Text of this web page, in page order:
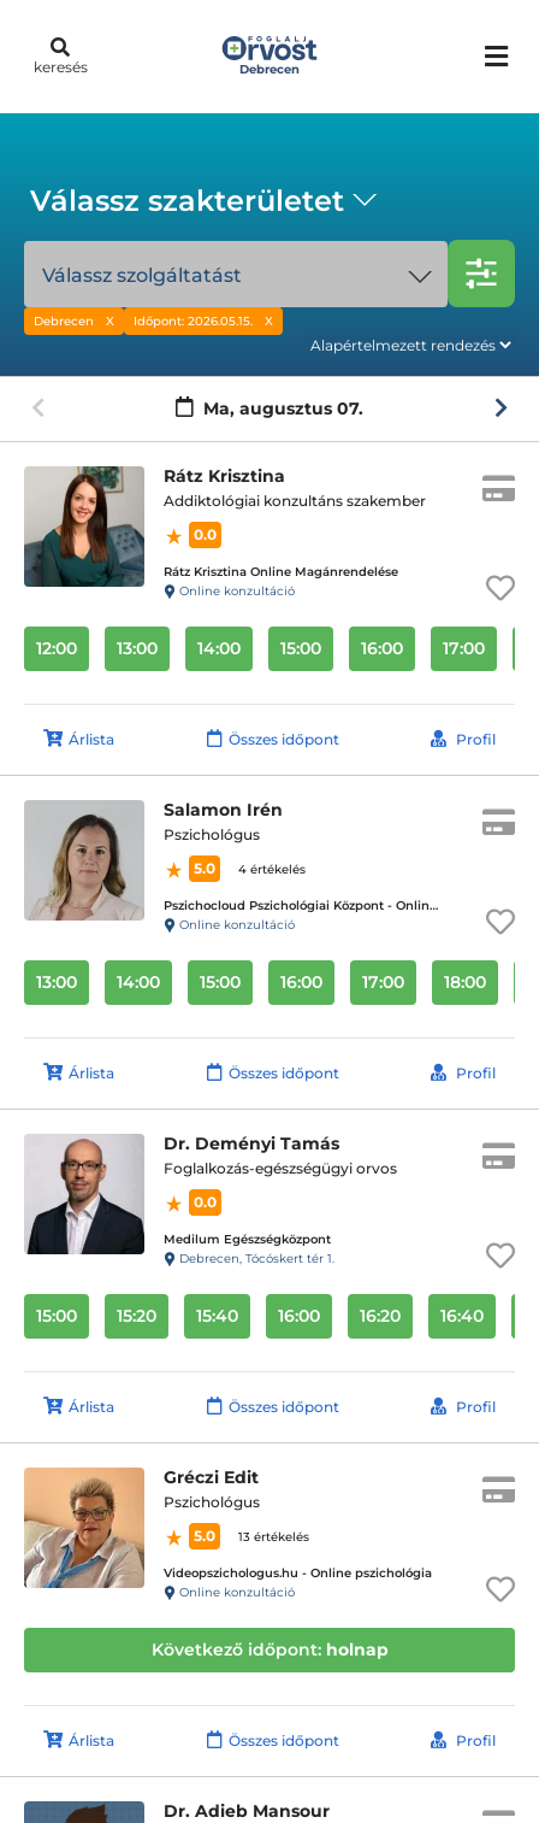
keresés Debrecen
Válassz szakterületet
Válassz szolgáltatást
Debrecen Időpont: 2026.05.15.
Ma, augusztus 07.
Rátz Krisztina
Addiktológiai konzultáns szakember
0.0
Rátz Krisztina Online Magánrendelése
Online konzultáció
12:00 13:00 14:00 15:00 16:00 17:00
Árlista Összes időpont Profil
Salamon Irén
Pszichológus
5.0
4 értékelés
Pszichocloud Pszichológiai Központ - Online ügyfélfogadás
Online konzultáció
13:00 14:00 15:00 16:00 17:00 18:00
Árlista Összes időpont Profil
Dr. Deményi Tamás
Foglalkozás-egészségügyi orvos
0.0
Medilum Egészségközpont
Debrecen, Tócóskert tér 1.
15:00 15:20 15:40 16:00 16:20 16:40
Árlista Összes időpont Profil
Gréczi Edit
Pszichológus
5.0
13 értékelés
Videopszichologus.hu - Online pszichológia
Online konzultáció
Következő időpont: holnap
Árlista Összes időpont Profil
Dr. Adieb Mansour